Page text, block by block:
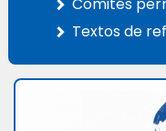
Textos de